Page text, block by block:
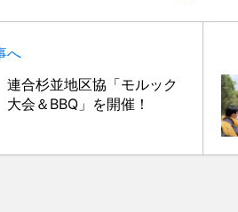
へ
連合杉並地区協「モルック
大会＆BBQ」を開催！